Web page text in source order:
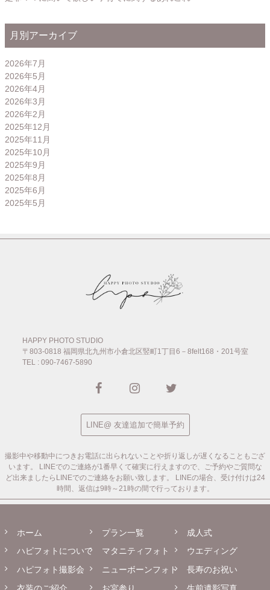
月別アーカイブ
2026年7月
2026年5月
2026年4月
2026年3月
2026年2月
2025年12月
2025年11月
2025年10月
2025年9月
2025年8月
2025年6月
2025年5月
HAPPY PHOTO STUDIO
〒803-0818 福岡県北九州市小倉北区竪町1丁目6－8felt168・201号室
TEL : 090-7467-5890
LINE@ 友達追加で簡単予約
撮影中や移動中につきお電話に出られないことや折り返しが遅くなることもござ
います。
LINEでのご連絡が1番早くて確実に行えますので、ご予約やご質問な
ど出来ましたらLINEでのご連絡をお願い致します。
LINEの場合、受け付けは24
時間、返信は9時～21時の間で行っております。
ホーム
ハピフォトについて
ハピフォト撮影会
プラン一覧
マタニティフォト
ニューボーンフォト
成人式
ウエディング
長寿のお祝い